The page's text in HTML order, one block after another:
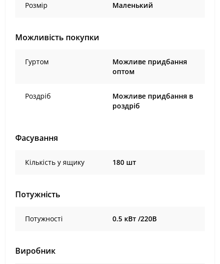
Розмір Маленький
Можливість покупки
Гуртом
Можливе придбання
оптом
Роздріб
Можливе придбання в
роздріб
Фасування
Кількість у ящику 180 шт
Потужність
Потужності 0.5 кВт /220В
Виробник